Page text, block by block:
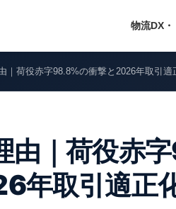
物流DX
｜荷役赤字98.8%の衝撃と2026年取引適
由｜荷役赤
年取引適正